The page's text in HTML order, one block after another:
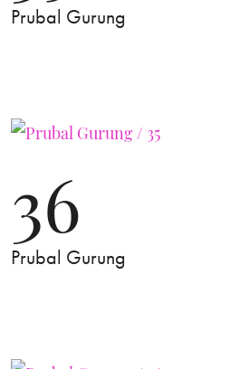
Prubal Gurung
36
Prubal Gurung